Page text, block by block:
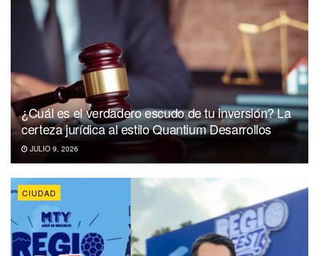
¿Cuál es el verdadero escudo de tu inversión? La
certeza jurídica al estilo Quantium Desarrollos
JULIO 9, 2026
CIUDAD